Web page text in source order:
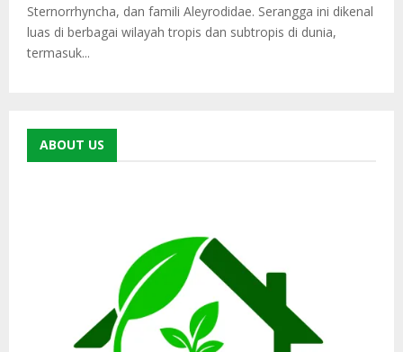
Sternorrhyncha, dan famili Aleyrodidae. Serangga ini dikenal
luas di berbagai wilayah tropis dan subtropis di dunia,
termasuk...
ABOUT US